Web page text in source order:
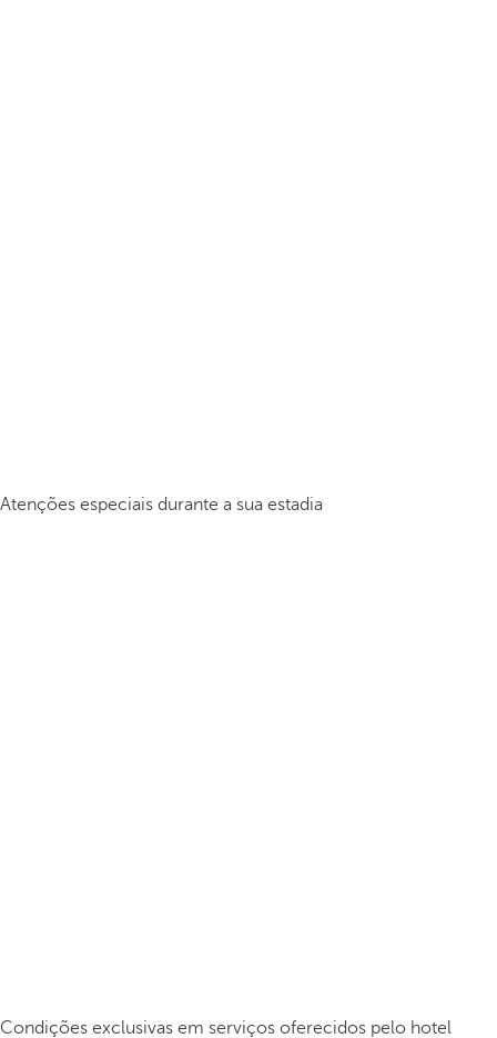
Atenções especiais durante a sua estadia
Condições exclusivas em serviços oferecidos pelo hotel